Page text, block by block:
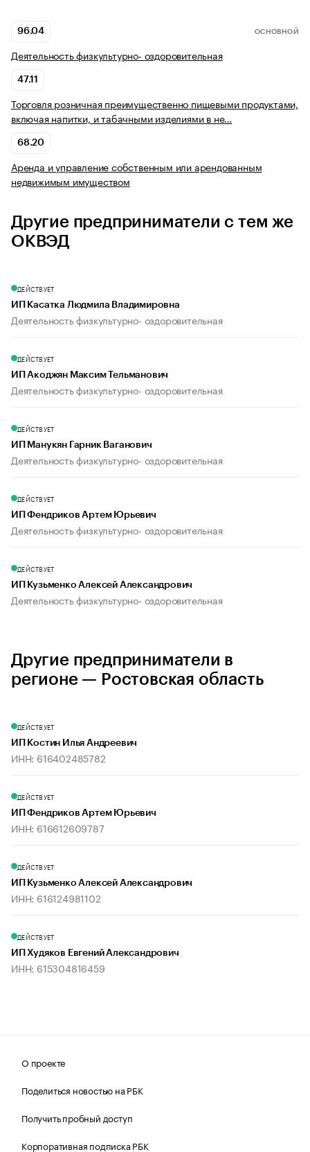
96.04 ОСНОВНОЙ
Деятельность физкультурно- оздоровительная
47.11
Торговля розничная преимущественно пищевыми продуктами,
включая напитки, и табачными изделиями в не…
68.20
Аренда и управление собственным или арендованным
недвижимым имуществом
Другие предприниматели с тем же
ОКВЭД
ДЕЙСТВУЕТ
ИП Касатка Людмила Владимировна
Деятельность физкультурно- оздоровительная
ДЕЙСТВУЕТ
ИП Акоджян Максим Тельманович
Деятельность физкультурно- оздоровительная
ДЕЙСТВУЕТ
ИП Манукян Гарник Ваганович
Деятельность физкультурно- оздоровительная
ДЕЙСТВУЕТ
ИП Фендриков Артем Юрьевич
Деятельность физкультурно- оздоровительная
ДЕЙСТВУЕТ
ИП Кузьменко Алексей Александрович
Деятельность физкультурно- оздоровительная
Другие предприниматели в
регионе — Ростовская область
ДЕЙСТВУЕТ
ИП Костин Илья Андреевич
ИНН: 616402485782
ДЕЙСТВУЕТ
ИП Фендриков Артем Юрьевич
ИНН: 616612609787
ДЕЙСТВУЕТ
ИП Кузьменко Алексей Александрович
ИНН: 616124981102
ДЕЙСТВУЕТ
ИП Худяков Евгений Александрович
ИНН: 615304816459
О проекте
Поделиться новостью на РБК
Получить пробный доступ
Корпоративная подписка РБК